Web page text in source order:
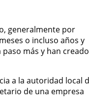
generalmente por
o incluso años y
más y han creado
a la autoridad local
de una empresa